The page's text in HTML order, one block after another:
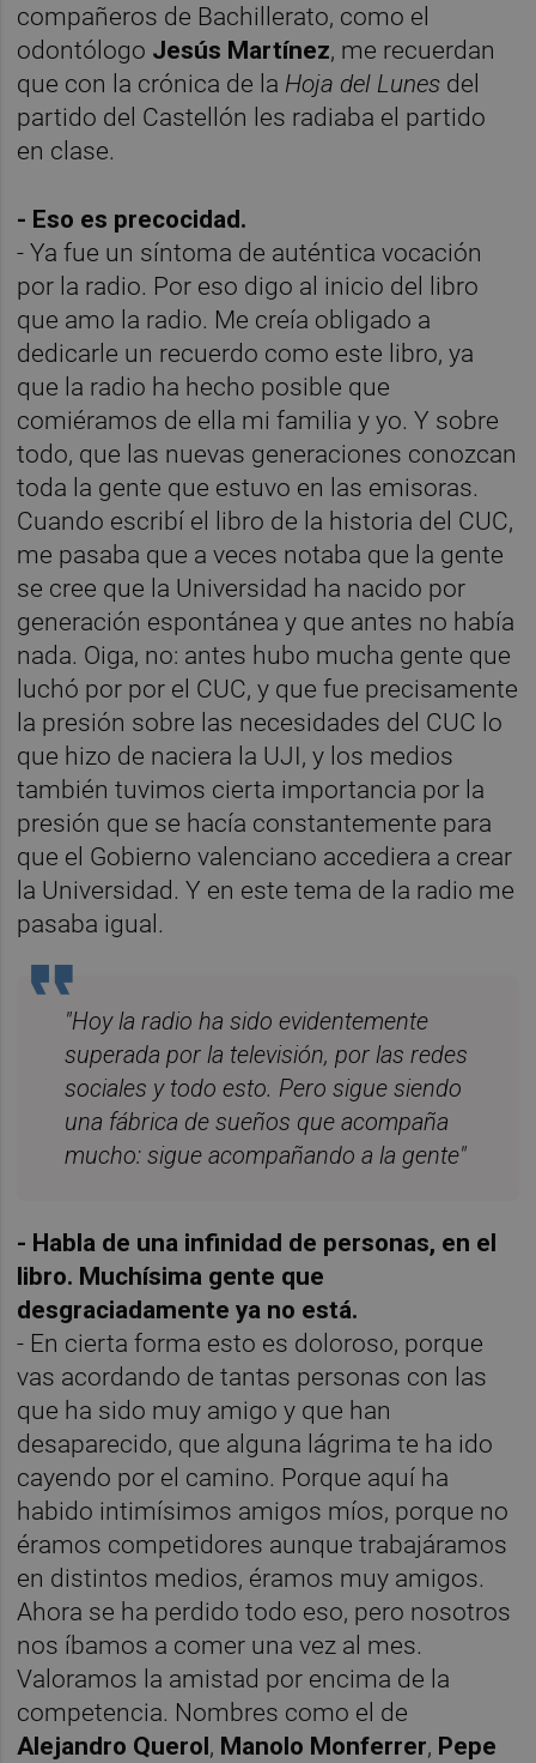
compañeros de Bachillerato, como el
odontólogo Jesús Martínez, me recuerdan
que con la crónica de la Hoja del Lunes del
partido del Castellón les radiaba el partido
en clase.
- Eso es precocidad.
- Ya fue un síntoma de auténtica vocación
por la radio. Por eso digo al inicio del libro
que amo la radio. Me creía obligado a
dedicarle un recuerdo como este libro, ya
que la radio ha hecho posible que
comiéramos de ella mi familia y yo. Y sobre
todo, que las nuevas generaciones conozcan
toda la gente que estuvo en las emisoras.
Cuando escribí el libro de la historia del CUC,
me pasaba que a veces notaba que la gente
se cree que la Universidad ha nacido por
generación espontánea y que antes no había
nada. Oiga, no: antes hubo mucha gente que
luchó por por el CUC, y que fue precisamente
la presión sobre las necesidades del CUC lo
que hizo de naciera la UJI, y los medios
también tuvimos cierta importancia por la
presión que se hacía constantemente para
que el Gobierno valenciano accediera a crear
la Universidad. Y en este tema de la radio me
pasaba igual.
"Hoy la radio ha sido evidentemente
superada por la televisión, por las redes
sociales y todo esto. Pero sigue siendo
una fábrica de sueños que acompaña
mucho: sigue acompañando a la gente"
- Habla de una infinidad de personas, en el
libro. Muchísima gente que
desgraciadamente ya no está.
- En cierta forma esto es doloroso, porque
vas acordando de tantas personas con las
que ha sido muy amigo y que han
desaparecido, que alguna lágrima te ha ido
cayendo por el camino. Porque aquí ha
habido intimísimos amigos míos, porque no
éramos competidores aunque trabajáramos
en distintos medios, éramos muy amigos.
Ahora se ha perdido todo eso, pero nosotros
nos íbamos a comer una vez al mes.
Valoramos la amistad por encima de la
competencia. Nombres como el de
Alejandro Querol, Manolo Monferrer, Pepe